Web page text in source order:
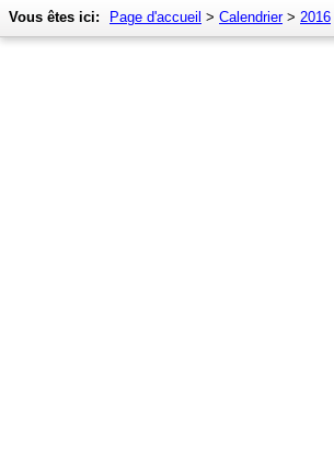
Vous êtes ici: Page d'accueil > Calendrier> 2016